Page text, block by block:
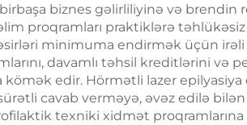
biznes gəlirliliyinə və brendin
proqramları praktiklərə
minimuma endirmək üçün irəli
davamlı təhsil kreditlərini və
edir. Hörmətli lazer
cavab verməyə, əvəz edilə
texniki xidmət